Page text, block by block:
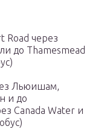
Road через
до Thamesmead
Льюишам,
и до
Canada Water и